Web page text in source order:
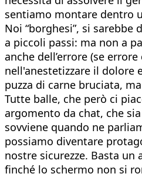
sentiamo montare dentro
Noi “borghesi”, si
a piccoli passi: ma non a
anche dell’errore (se
nell'anestetizzare il dolore
puzza di carne bruciata,
Tutte balle, che però ci
argomento da chat, che
sovviene quando ne
possiamo diventare
nostre sicurezze. Basta
finché lo schermo non si